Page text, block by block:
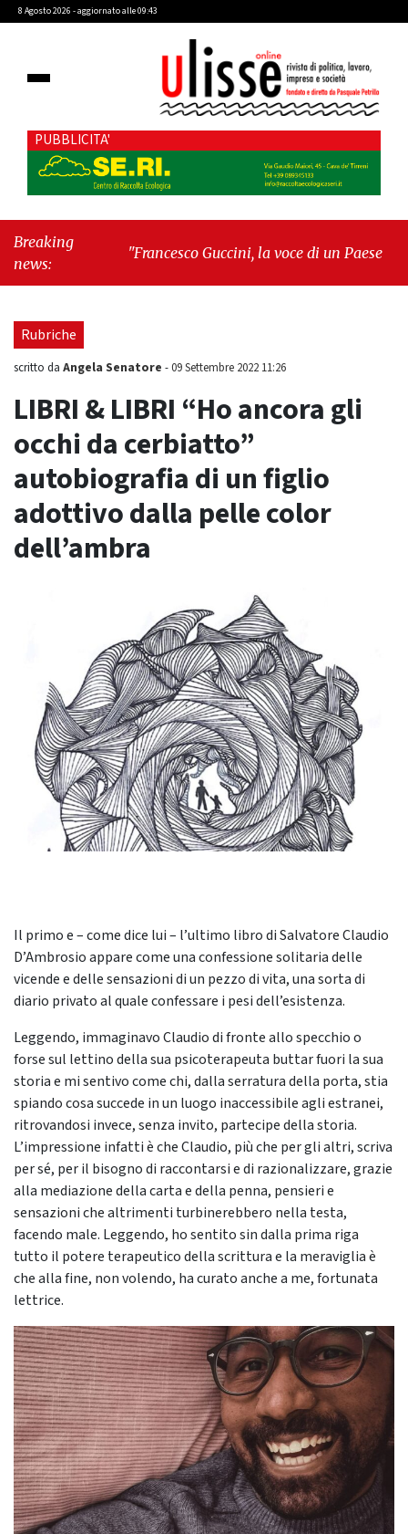
8 Agosto 2026 - aggiornato alle 09:43
PUBBLICITA'
Breaking
news:
"Francesco Guccini, la voce di un Paese intero"
Rubriche
scritto da Angela Senatore -09 Settembre 2022 11:26
LIBRI & LIBRI “Ho ancora gli
occhi da cerbiatto”
autobiografia di un figlio
adottivo dalla pelle color
dell’ambra
Il primo e – come dice lui – l’ultimo libro di Salvatore Claudio
D’Ambrosio appare come una confessione solitaria delle
vicende e delle sensazioni di un pezzo di vita, una sorta di
diario privato al quale confessare i pesi dell’esistenza.
Leggendo, immaginavo Claudio di fronte allo specchio o
forse sul lettino della sua psicoterapeuta buttar fuori la sua
storia e mi sentivo come chi, dalla serratura della porta, stia
spiando cosa succede in un luogo inaccessibile agli estranei,
ritrovandosi invece, senza invito, partecipe della storia.
L’impressione infatti è che Claudio, più che per gli altri, scriva
per sé, per il bisogno di raccontarsi e di razionalizzare, grazie
alla mediazione della carta e della penna, pensieri e
sensazioni che altrimenti turbinerebbero nella testa,
facendo male. Leggendo, ho sentito sin dalla prima riga
tutto il potere terapeutico della scrittura e la meraviglia è
che alla fine, non volendo, ha curato anche a me, fortunata
lettrice.